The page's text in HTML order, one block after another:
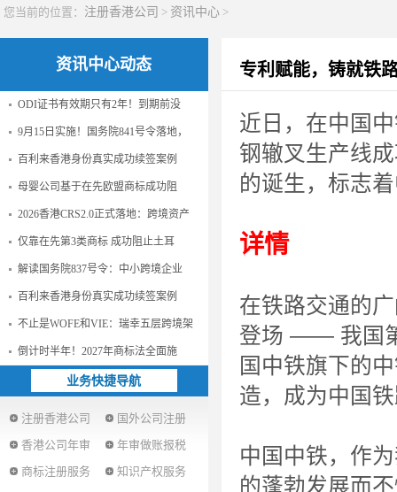
您当前的位置： 注册香港公司 > 资讯中心 >
资讯中心动态
ODI证书有效期只有2年！到期前没
9月15日实施！国务院841号令落地，
百利来香港身份真实成功续签案例
母婴公司基于在先欧盟商标成功阻
2026香港CRS2.0正式落地：跨境资产
仅靠在先第3类商标 成功阻止土耳
解读国务院837号令：中小跨境企业
百利来香港身份真实成功续签案例
不止是WOFE和VIE：瑞幸五层跨境架
倒计时半年！2027年商标法全面施
业务快捷导航
注册香港公司
国外公司注册
香港公司年审
年审做账报税
商标注册服务
知识产权服务
专利赋能，铸就铁
近日，在中国
钢辙叉生产线
的诞生，标志
详情
在铁路交通的
登场 —— 我国
国中铁旗下的
造，成为中国
中国中铁，作
的蓬勃发展而